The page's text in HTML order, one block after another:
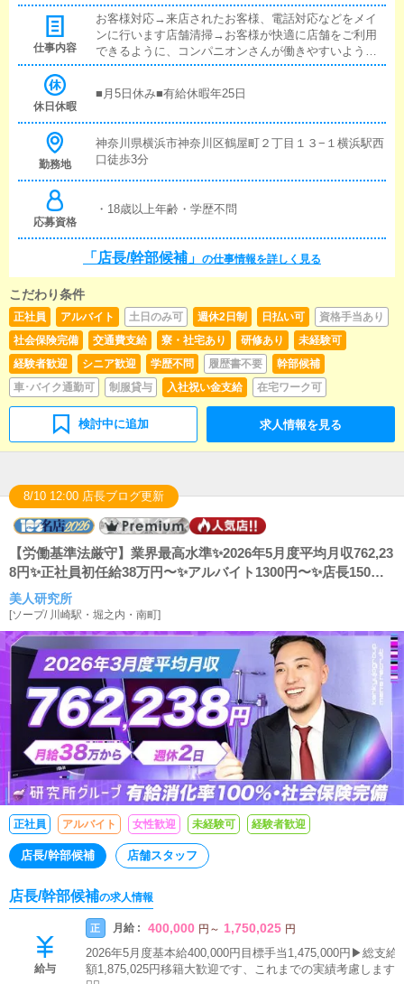
仕事内容
お客様対応→来店されたお客様、電話対応などをメイ
ンに行います店舗清掃→お客様が快適に店舗をご利用
できるように、コンパニオンさんが働きやすいように
日々清潔に店舗を保ちますＷＥＢ管理→ヘブンネット
→円滑に店舗運営が出来るように、従業員、コンパニ
つ丁寧に説明しながらお伝えしていきますので未経験
者でもご安心ください。
休日休暇
■月5日休み■有給休暇年25日
勤務地
神奈川県横浜市神奈川区鶴屋町２丁目１３−１横浜駅西
口徒歩3分
応募資格
・18歳以上年齢・学歴不問
「店長/幹部候補」 の仕事情報を詳しく見る
こだわり条件
正社員 アルバイト 土日のみ可 週休2日制 日払い可
資格手当あり
社会保険完備
交通費支給 寮・社宅あり 研修あり
未経験可
経験者歓迎
シニア歓迎 学歴不問 履歴書不要
幹部候補
車･バイク通勤可
制服貸与 入社祝い金支給 在宅ワーク可
検討中に追加 求人情報を見る
8/10 12:00 店長ブログ更新
【労働基準法厳守】業界最高水準✨2026年5月度平均月収762,23
8円✨正社員初任給38万円〜✨アルバイト1300円〜✨店長150
万〜可能✨実働9時間＋休憩1時間✨残業ありません✨有給100%
消化✨寮完備5.5万円〜✨日払い可✨今、川崎で一番20代30代が
活躍している会社で夢を一緒に叶えよう🚀
美人研究所
[ソープ/ 川崎駅・堀之内・南町]
正社員 アルバイト 女性歓迎 未経験可 経験者歓迎
店長/幹部候補 店舗スタッフ
店長/幹部候補の求人情報
給与
正 月給 : 400,000 円 ～ 1,750,025 円
2026年5月度基本給400,000円目標手当1,475,000円▶︎総支給
額1,875,025円移籍大歓迎です、これまでの実績考慮します